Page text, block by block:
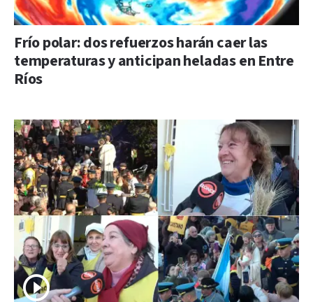
Frío polar: dos refuerzos harán caer las
temperaturas y anticipan heladas en Entre
Ríos